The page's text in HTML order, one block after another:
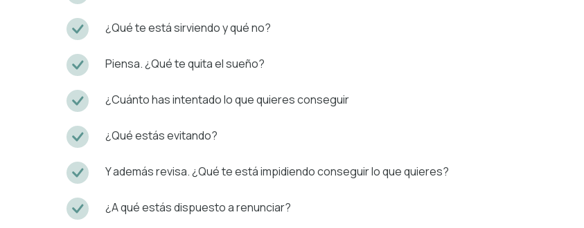
¿Qué te está sirviendo y qué no?
Piensa. ¿Qué te quita el sueño?
¿Cuánto has intentado lo que quieres conseguir
¿Qué estás evitando?
Y además revisa. ¿Qué te está impidiendo conseguir lo que quieres?
¿A qué estás dispuesto a renunciar?